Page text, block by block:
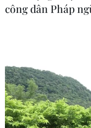
Thuê xe ôtô tự
đôi so với ngày
03/02/2018 03:50
công dân Pháp